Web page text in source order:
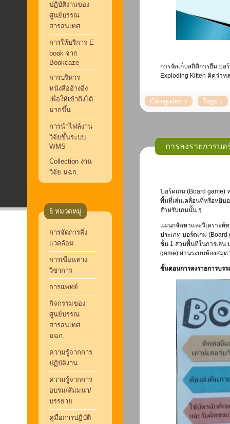
ปฏิบัติงานของ
ศูนย์บรรณ
สารสนเทศ
การให้บริการ E-
book จาก
Bookcaze
การบริหาร
หนังสืออ้างอิง
เพื่อให้เข้าถึงได้
มากขึ้น
การนำไฟล์งาน
วิจัยขึ้นระบบ
WMS
Collection งาน
วิจัย มฉก.
§ หมวดหมู่
การจัดการสิ่ง
แวดล้อม
การเขียนทาง
วิชาการ
การแพทย์
กิจกรรมของ
ศูนย์บรรณ
สารสนเทศ
มฉก.
ความรู้จากการ
ปฏิบัติงาน
ความรู้จากการ
อบรม/สัมมนา/
บรรยาย
คู่มือการปฏิบัติ
การจัดเก็บสถิติการยืม บอ
Exploding Kitten คิดว่าห
การลงรายการบอ
บอร์ดเกม (Board game)
พื้นที่เล่นเคลื่อนที่หรือหยิบ
สำหรับเกมนั้น ๆ
แผนกจัดหาและวิเคราะห์
ประเภท บอร์ดเกม
ชั้น 1 ส่วนพื้นที่ในการเล่น
game) ผ่านระบบห้องสมุด
ขั้นตอนการลงรายการบร